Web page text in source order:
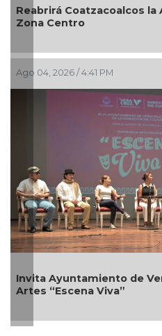
Coatzacoalcos la
Centro
2026 / 4:41 PM
Ayuntamiento de Veracruz
“Escena Viva”